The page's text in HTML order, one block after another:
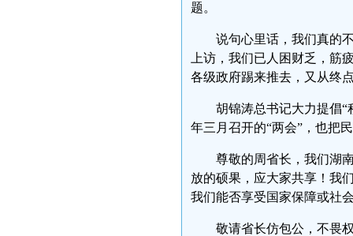
题。
说句心里话，我们真的
上访，我们已人困财乏，筋
各级政府踢来推去，又从终
胡锦涛总书记大力提倡
年三月召开的“两会”，也把
尊敬的周省长，我们湖
放的硕果，应大家共享！我
我们能否享受国家保障或社
敬请省长仿包公，不畏